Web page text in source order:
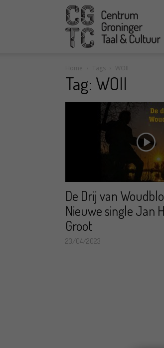
CGTC
Home Tags WOII
Tag: WOII
De Drij van
Nieuwe single Jan
Groot
23/04/2023